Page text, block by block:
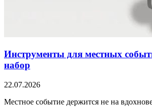
Инструменты для местных
набор
22.07.2026
Местное событие держится не на